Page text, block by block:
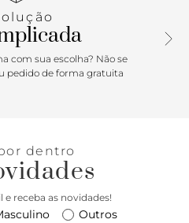
mesmo mini de couro na
tirar esse tênis dos pés!
com sua escolha? Não se
pedido de forma gratuita
dentro
receba as novidades!
Outros